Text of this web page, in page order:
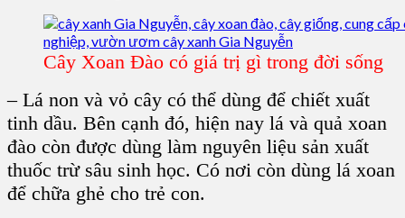
Cây Xoan Đào có giá trị gì trong đời sống
– Lá non và vỏ cây có thể dùng để chiết xuất
tinh dầu. Bên cạnh đó, hiện nay lá và quả xoan
đào còn được dùng làm nguyên liệu sản xuất
thuốc trừ sâu sinh học. Có nơi còn dùng lá xoan
để chữa ghẻ cho trẻ con.